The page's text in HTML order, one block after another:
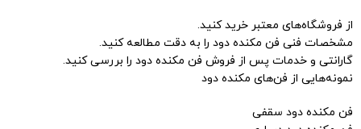
از فروشگاه‌های معتبر خرید کنید.
مشخصات فنی فن مکنده دود را به دقت مطالعه کنید.
گارانتی و خدمات پس از فروش فن مکنده دود را بررسی کنید.
نمونه‌هایی از فن‌های مکنده دود
فن مکنده دود سقفی